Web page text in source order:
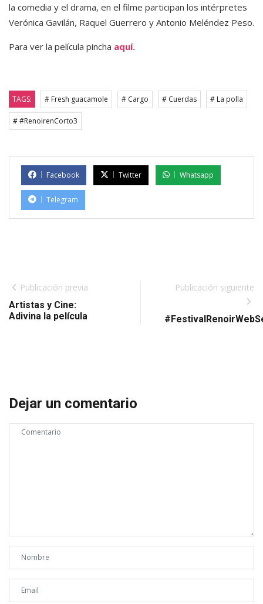
la comedia y el drama, en el filme participan los intérpretes
Verónica Gavilán, Raquel Guerrero y Antonio Meléndez Peso.
Para ver la película pincha aquí.
TAGS: # Fresh guacamole # Cargo # Cuerdas # La polla
# #RenoirenCorto3
Facebook Twitter Whatsapp
Telegram
Publicación previa
Artistas y Cine:
Adivina la película
Publicación siguiente
Dejar un comentario